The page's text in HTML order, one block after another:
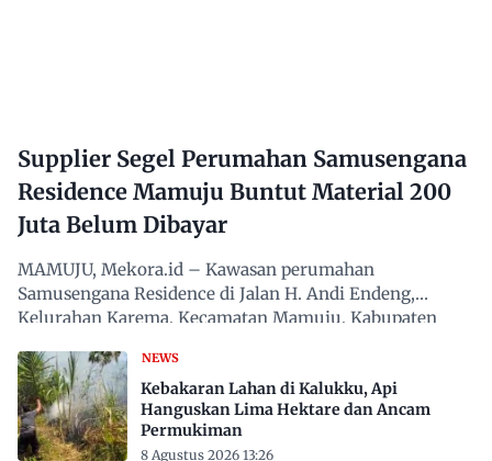
Supplier Segel Perumahan Samusengana
Residence Mamuju Buntut Material 200
Juta Belum Dibayar
MAMUJU, Mekora.id – Kawasan perumahan
Samusengana Residence di Jalan H. Andi Endeng,
Kelurahan Karema, Kecamatan Mamuju, Kabupaten
NEWS
Kebakaran Lahan di Kalukku, Api
Hanguskan Lima Hektare dan Ancam
Permukiman
8 Agustus 2026 13:26